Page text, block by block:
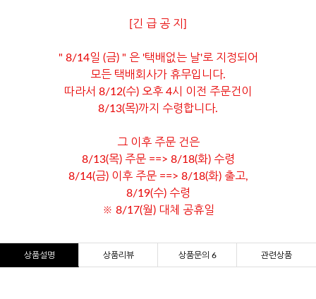
[긴 급 공 지]
" 8/14일 (금) " 은 '택배없는 날'로 지정되어
모든 택배회사가 휴무입니다.
따라서 8/12(수) 오후 4시 이전 주문건이
8/13(목)까지 수령합니다.
그 이후 주문 건은
8/13(목) 주문 ==> 8/18(화) 수령
8/14(금) 이후 주문 ==> 8/18(화) 출고,
8/19(수) 수령
※ 8/17(월) 대체 공휴일
상품설명 상품리뷰 상품문의 6 관련상품